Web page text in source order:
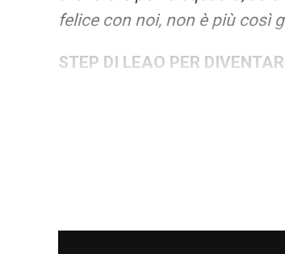
felice con noi, non è più così
STEP DI LEAO PER
capire che lui è dotato di
squadra. Se impareremo a